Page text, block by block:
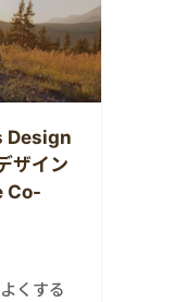
Design
ザイン
Co-
くする